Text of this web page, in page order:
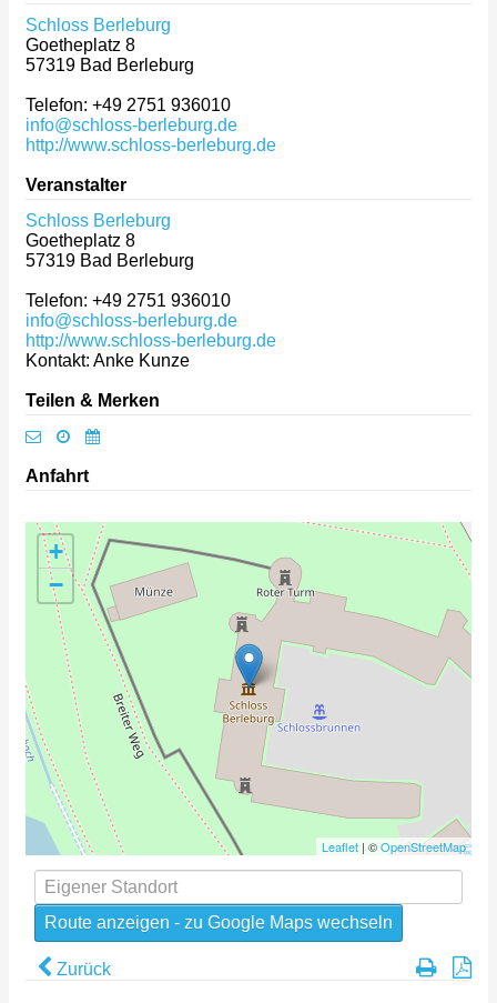
Schloss Berleburg
Goetheplatz 8
57319 Bad Berleburg
Telefon: +49 2751 936010
info@schloss-berleburg.de
http://www.schloss-berleburg.de
Veranstalter
Schloss Berleburg
Goetheplatz 8
57319 Bad Berleburg
Telefon: +49 2751 936010
info@schloss-berleburg.de
http://www.schloss-berleburg.de
Kontakt: Anke Kunze
Teilen & Merken
Anfahrt
+
−
Leaflet | ©OpenStreetMap
Zurück